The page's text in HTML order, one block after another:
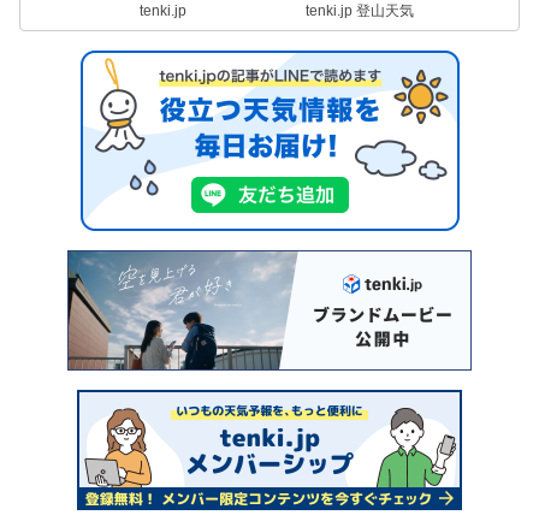
tenki.jp tenki.jp 登山天気